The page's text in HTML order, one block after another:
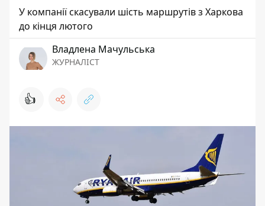
У компанії скасували шість маршрутів з Харкова
до кінця лютого
Владлена Мачульська
ЖУРНАЛІСТ
👍